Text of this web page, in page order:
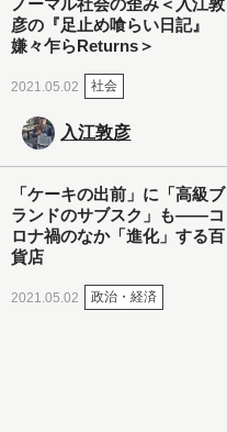
ノーマル社会の歪み＜入江敦
彦の『足止め喰らい日記』
嫌々乍らReturns＞
2021.05.02 社会
入江敦彦
「ケーキの出前」に「高級ブ
ランドのサブスク」も――コ
ロナ禍のなか「進化」する百
貨店
2021.05.02 政治・経済